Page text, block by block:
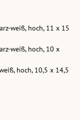
weiß, hoch, 11 x 15
weiß, hoch, 10 x
hoch, 10,5 x 14,5